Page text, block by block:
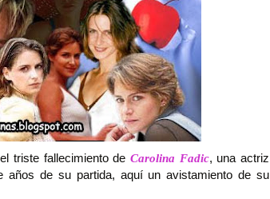
triste fallecimiento de Carolina Fadic, una actriz
años de su partida, aquí un avistamiento de su